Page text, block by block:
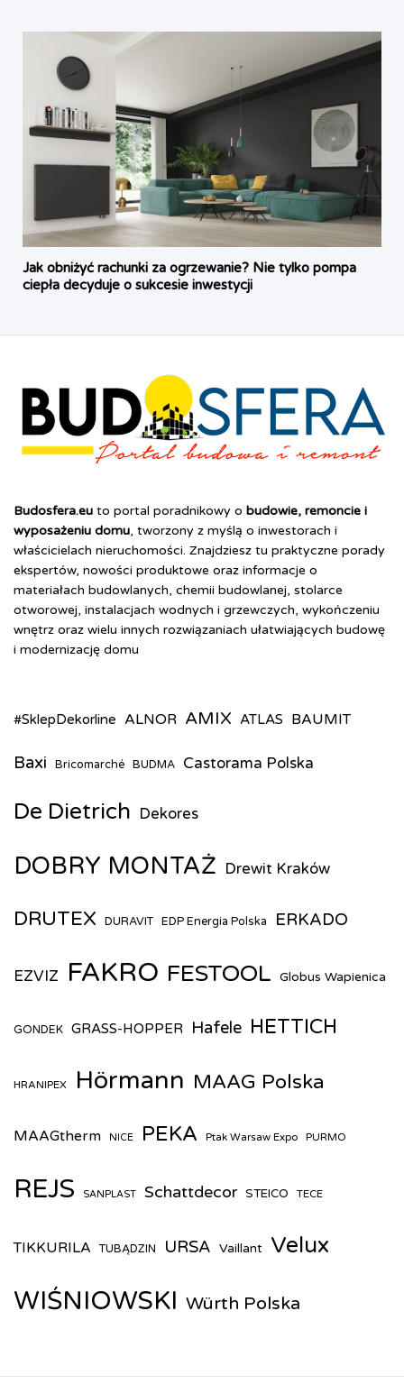
Jak obniżyć rachunki za ogrzewanie? Nie tylko pompa
ciepła decyduje o sukcesie inwestycji
Budosfera.eu to portal poradnikowy o budowie, remoncie i
wyposażeniu domu, tworzony z myślą o inwestorach i
właścicielach nieruchomości. Znajdziesz tu praktyczne porady
ekspertów, nowości produktowe oraz informacje o
materiałach budowlanych, chemii budowlanej, stolarce
otworowej, instalacjach wodnych i grzewczych, wykończeniu
wnętrz oraz wielu innych rozwiązaniach ułatwiających budowę
i modernizację domu
#SklepDekorline ALNOR AMIX ATLAS BAUMIT
Baxi Bricomarché BUDMA Castorama Polska
De Dietrich Dekores
DOBRY MONTAŻ Drewit Kraków
DRUTEX DURAVIT EDP Energia Polska ERKADO
EZVIZ FAKRO FESTOOL Globus Wapienica
GONDEK GRASS-HOPPER Hafele HETTICH
HRANIPEX Hörmann MAAG Polska
MAAGtherm NICE PEKA Ptak Warsaw Expo PURMO
REJS SANPLAST Schattdecor STEICO TECE
TIKKURILA TUBĄDZIN URSA Vaillant Velux
WIŚNIOWSKI Würth Polska